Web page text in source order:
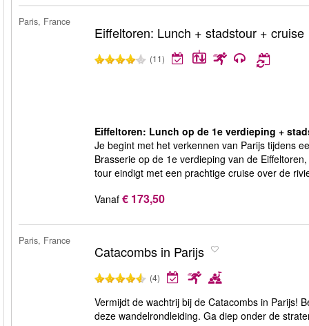
Paris, France
Eiffeltoren: Lunch + stadstour + cruise
(11)
Eiffeltoren: Lunch op de 1e verdieping +
Je begint met het verkennen van Parijs tijdens
Brasserie op de 1e verdieping van de
tour eindigt met een prachtige cruise over de
Vanaf € 173,50
Paris, France
Catacombs in Parijs
(4)
Vermijdt de wachtrij bij de Catacombs in Parijs!
deze wandelrondleiding. Ga diep onder de